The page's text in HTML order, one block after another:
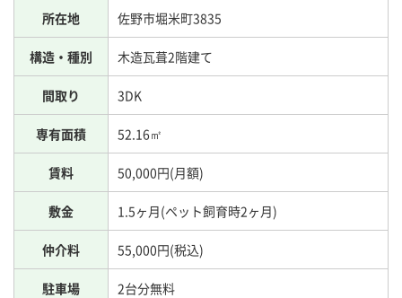
所在地 佐野市堀米町3835
構造・種別 木造瓦葺2階建て
間取り 3DK
専有面積 52.16㎡
賃料 50,000円(月額)
敷金 1.5ヶ月(ペット飼育時2ヶ月)
仲介料 55,000円(税込)
駐車場 2台分無料